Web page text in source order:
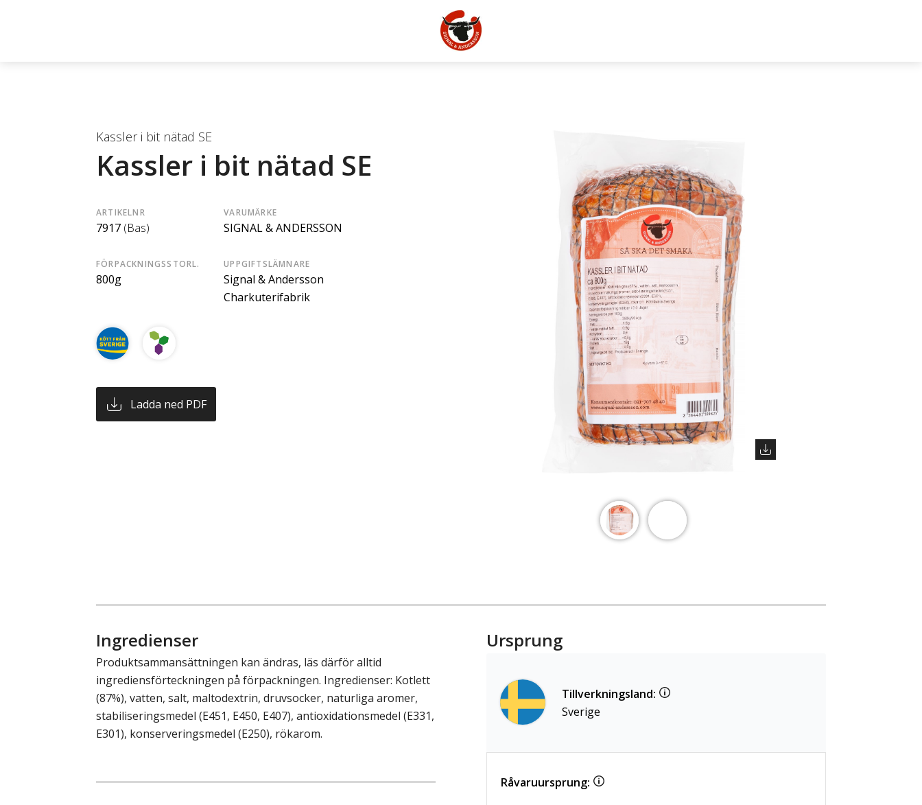
Kassler i bit nätad SE
Kassler i bit nätad SE
ARTIKELNR
7917 (Bas)
VARUMÄRKE
SIGNAL & ANDERSSON
FÖRPACKNINGSSTORL.
800g
UPPGIFTSLÄMNARE
Signal & Andersson
Charkuterifabrik
Ladda ned PDF
Ingredienser
Produktsammansättningen kan ändras, läs därför alltid
ingrediensförteckningen på förpackningen. Ingredienser: Kotlett
(87%), vatten, salt, maltodextrin, druvsocker, naturliga aromer,
stabiliseringsmedel (E451, E450, E407), antioxidationsmedel (E331,
E301), konserveringsmedel (E250), rökarom.
Ursprung
Tillverkningsland:
Sverige
Råvaruursprung: